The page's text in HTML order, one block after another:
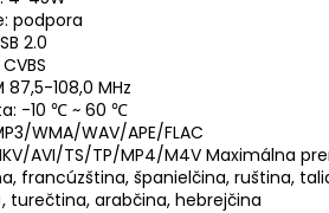
podpora
2.0
87,5-108,0 MHz
-10 ℃ ~ 60 ℃
WMA/WAV/APE/FLAC
AVI/TS/TP/MP4/M4V Maximálna
francúzština, španielčina, ruština,
turečtina, arabčina, hebrejčina